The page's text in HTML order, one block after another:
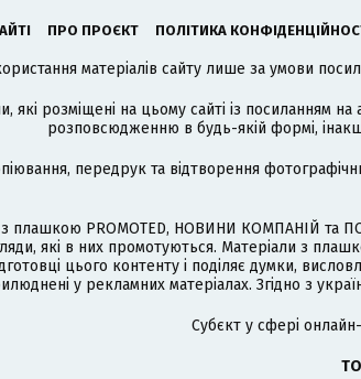
ПРО ПРОЄКТ ПОЛІТИКА
матеріалів сайту лише за умови
які розміщені на цьому сайті із посиланням на
розповсюдженню в будь-якій формі,
передрук та відтворення
з плашкою PROMOTED, НОВИНИ КОМПАНІЙ та
які в них промотуються. Матеріали з
цього контенту і поділяє думки,
у рекламних матеріалах. Згідно з
Cубєкт у сфері